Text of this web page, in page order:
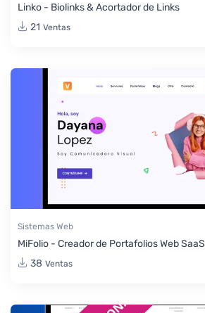
Linko - Biolinks & Acortador de Links
21 Ventas
Sistemas Web
MiFolio - Creador de Portafolios Web SaaS
38 Ventas